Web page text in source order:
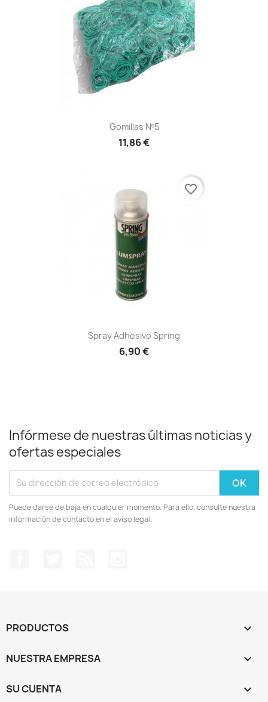
Gomillas Nº5
11,86 €
Spray Adhesivo Spring
6,90 €
favorite_border
Infórmese de nuestras últimas noticias y
ofertas especiales
Puede darse de baja en cualquier momento. Para ello, consulte nuestra
información de contacto en el aviso legal.
PRODUCTOS 
NUESTRA EMPRESA 
SU CUENTA 